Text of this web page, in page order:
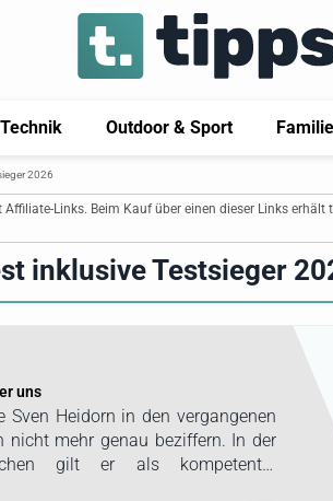
Technik Outdoor & Sport
2026
Affiliate-Links. Beim Kauf über einen dieser Links
inklusive Testsieger
uns
Sven Heidorn in den vergangenen
mehr genau beziffern. In der
gilt er als kompetenter